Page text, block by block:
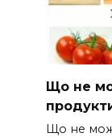
Що не
Що не